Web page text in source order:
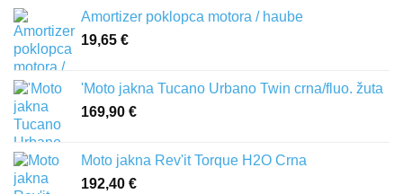
Amortizer poklopca motora / haube
19,65 €
'Moto jakna Tucano Urbano Twin crna/fluo. žuta
169,90 €
Moto jakna Rev'it Torque H2O Crna
192,40 €